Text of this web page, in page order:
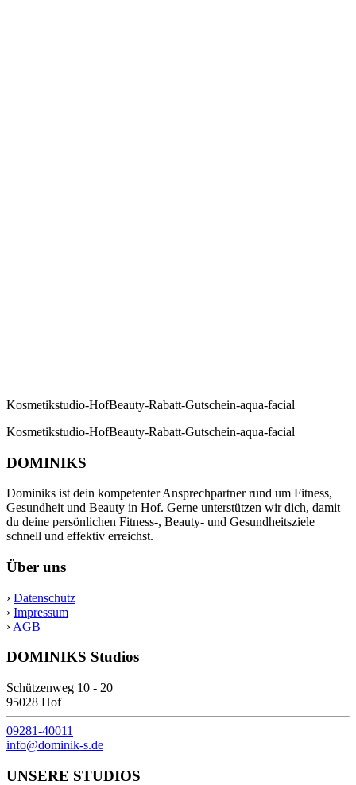
Kosmetikstudio-HofBeauty-Rabatt-Gutschein-aqua-facial
Kosmetikstudio-HofBeauty-Rabatt-Gutschein-aqua-facial
DOMINIKS
Dominiks ist dein kompetenter Ansprechpartner rund um Fitness,
Gesundheit und Beauty in Hof. Gerne unterstützen wir dich, damit
du deine persönlichen Fitness-, Beauty- und Gesundheitsziele
schnell und effektiv erreichst.
Über uns
› Datenschutz
› Impressum
› AGB
DOMINIKS Studios
Schützenweg 10 - 20
95028 Hof
09281-40011
info@dominik-s.de
UNSERE STUDIOS